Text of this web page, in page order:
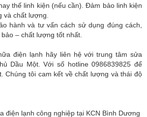
thế linh kiện (nếu cần). Đảm bảo linh kiện
và chất lượng.
hành và tư vấn cách sử dụng đúng cách,
– chất lượng tốt nhất.
điện lạnh hãy liên hệ với trung tâm sửa
Dầu Một. Với số hotline 0986839825 để
Chúng tôi cam kết về chất lượng và thái độ
lạnh công nghiệp tại KCN Bình Dương